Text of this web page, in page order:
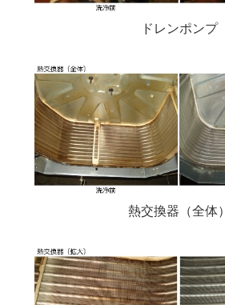
ドレンポンプ
熱交換器（全体）